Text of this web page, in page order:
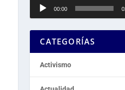
00:00
CATEGORÍAS
Activismo